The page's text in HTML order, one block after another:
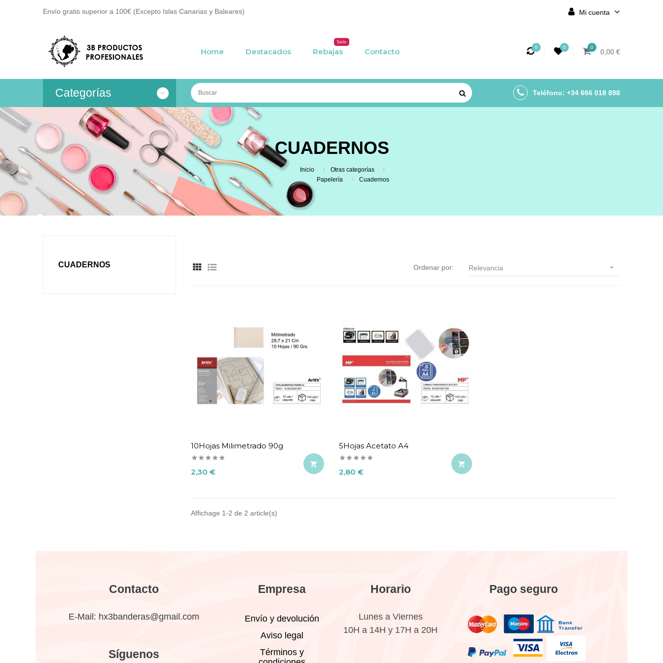
Envío gratis superior a 100€ (Excepto Islas Canarias y Baleares) Mi cuenta
Home Destacados Rebajas
Sale
Contacto 0 0 0
0,00 €
Categorías Teléfono: +34 666 018 898
CUADERNOS
Inicio
Otras categorías
Papelería
Cuadernos
CUADERNOS Ordenar por: Relevancia 
10Hojas Milimetrado 90g
Precio
2,30 €

5Hojas Acetato A4
Precio
2,80 €

Affichage 1-2 de 2 article(s)
Contacto
E-Mail: hx3banderas@gmail.com
Síguenos
Empresa
Envío y devolución
Aviso legal
Términos y
Horario
Lunes a Viernes
10H a 14H y 17H a 20H
Pago seguro